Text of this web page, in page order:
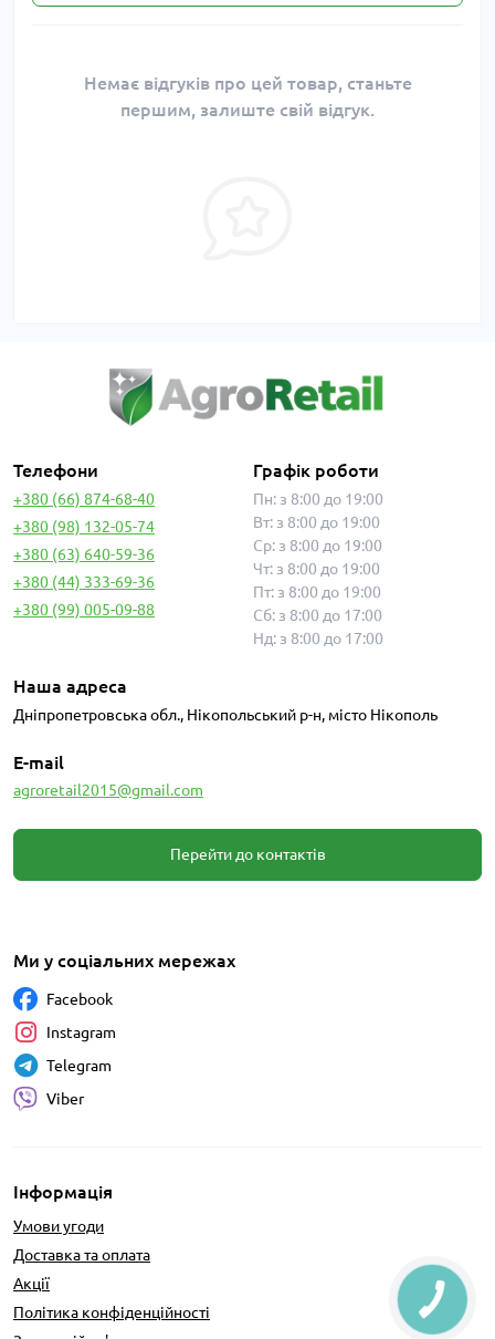
Немає відгуків про цей товар, станьте
першим, залиште свій відгук.
Телефони
+380 (66) 874-68-40
+380 (98) 132-05-74
+380 (63) 640-59-36
+380 (44) 333-69-36
+380 (99) 005-09-88
Графік роботи
Пн: з 8:00 до 19:00
Вт: з 8:00 до 19:00
Ср: з 8:00 до 19:00
Чт: з 8:00 до 19:00
Пт: з 8:00 до 19:00
Сб: з 8:00 до 17:00
Нд: з 8:00 до 17:00
Наша адреса
Дніпропетровська обл., Нікопольський р-н, місто Нікополь
E-mail
agroretail2015@gmail.com
Перейти до контактів
Інформація
Умови угоди
Доставка та оплата
Акції
Політика конфіденційності
Ми у соціальних мережах
Facebook
Instagram
Telegram
Viber